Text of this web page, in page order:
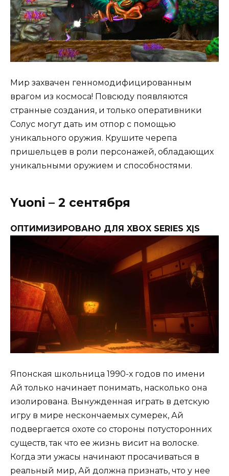
Мир захвачен генномодифицированным
врагом из космоса! Повсюду появляются
странные создания, и только оперативники
Солус могут дать им отпор с помощью
уникального оружия. Крушите черепа
пришельцев в роли персонажей, обладающих
уникальными оружием и способностями.
Yuoni – 2 сентября
ОПТИМИЗИРОВАНО ДЛЯ XBOX SERIES X|S
Японская школьница 1990-х годов по имени
Ай только начинает понимать, насколько она
изолирована. Вынужденная играть в детскую
игру в мире нескончаемых сумерек, Ай
подвергается охоте со стороны потусторонних
существ, так что ее жизнь висит на волоске.
Когда эти ужасы начинают просачиваться в
реальный мир, Ай должна признать, что у нее